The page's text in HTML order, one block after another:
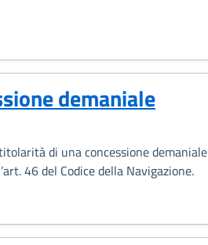
demaniale
di una concessione demaniale
46 del Codice della Navigazione.